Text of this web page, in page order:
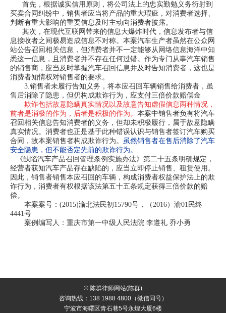
首先，根据诚实信用原则，将公司法上的忠实勤勉义务衍射到
买卖合同纠纷中，销售者应当将产品的重大瑕疵，对消费者选择、
判断有重大影响的重要信息及时主动向消费者披露。
其次，在现代互联网带来的信息大爆炸时代，信息发布者与信
息接收者之间极易造成信息不对称。本案汽车生产者虽然在公众网
站公告召回相关信息，但消费者并不一定能够从网络信息海洋中知
悉这一信息，且消费者并不存在任何过错。作为专门从事汽车销售
的销售商，应当及时掌握汽车召回信息并及时告知消费者，这也是
消费者知情权对销售者的要求。
3.销售者未履行告知义务，将本应召回车辆销售给消费者，虽
售后消除了隐患，但仍构成欺诈行为，应支付三倍价款赔偿金
欺诈包括故意隐瞒真实情况以及故意告知虚假信息两种情况，
前者是消极的作为，后者是积极的作为。 本案中销售者负有将汽车
召回相关信息告知消费者的义务，但却未积极履行，属于故意隐瞒
真实情况。消费者也正是基于此种错误认识与销售者签订汽车购买
合同，故本案销售者构成欺诈行为。 虽然销售者在售后消除了汽车
安全隐患，但不能否定先前的欺诈行为。
《缺陷汽车产品召回管理条例实施办法》第二十五条明确规定，
经营者获知汽车产品存在缺陷的，应当立即停止销售、租赁使用。
因此，销售者销售本应召回的车辆，构成消费者权益保护法上的欺
诈行为，消费者有权根据该法第五十五条规定获得三倍价款的赔
偿。
本案案号：(2015)渝北法民初15790号，（2016）渝01民终
4441号
案例编写人：重庆市第一中级人民法院 李遵礼 乔小勇
© 陈群律师网站(陈群)
咨询热线：138 1988 4800（微信同号）
宁波市海曙区青石巷5号永煌大厦6楼